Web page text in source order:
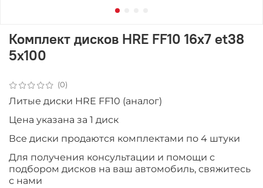
(0)
Комплект дисков HRE FF10 16x7 et38
5x100
Литые диски HRE FF10 (аналог)
Цена указана за 1 диск
Все диски продаютcя комплектами по 4 штуки
Для получения консультации и помощи с
подбором дисков на ваш автомобиль, свяжитесь
с нами